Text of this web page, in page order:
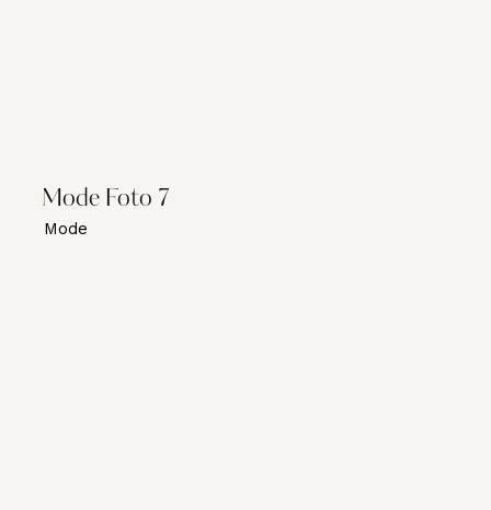
Mode Foto 7
Mode